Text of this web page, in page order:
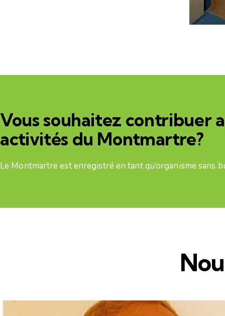
Vous souhaitez contribuer
activités du Montmartre?
Le Montmartre est enregistré en tant qu’organisme sans